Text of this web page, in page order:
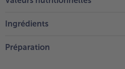
Ingrédients
Préparation